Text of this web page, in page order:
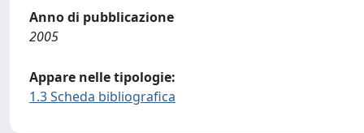
Anno di pubblicazione
2005
Appare nelle tipologie:
1.3 Scheda bibliografica